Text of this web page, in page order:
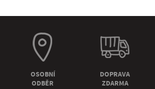
OSOBNÍ
ODBĚR
DOPRAVA
ZDARMA